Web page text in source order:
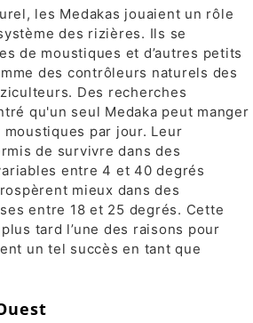
les Medakas jouaient un rôle
des rizières. Ils se
de moustiques et d’autres petits
des contrôleurs naturels des
Des recherches
qu'un seul Medaka peut manger
moustiques par jour. Leur
de survivre dans des
entre 4 et 40 degrés
mieux dans des
entre 18 et 25 degrés. Cette
tard l’une des raisons pour
un tel succès en tant que